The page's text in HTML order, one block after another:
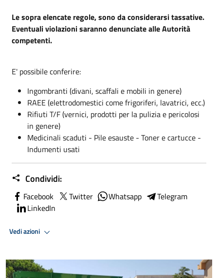
Le sopra elencate regole, sono da considerarsi tassative.
Eventuali violazioni saranno denunciate alle Autorità
competenti.
E' possibile conferire:
Ingombranti (divani, scaffali e mobili in genere)
RAEE (elettrodomestici come frigoriferi, lavatrici, ecc.)
Rifiuti T/F (vernici, prodotti per la pulizia e pericolosi
in genere)
Medicinali scaduti - Pile esauste - Toner e cartucce -
Indumenti usati
Condividi:
Facebook Twitter Whatsapp
Telegram
LinkedIn
Vedi azioni